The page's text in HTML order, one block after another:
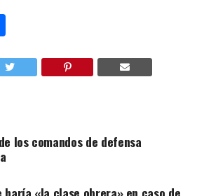
Compartir
los comandos de defensa